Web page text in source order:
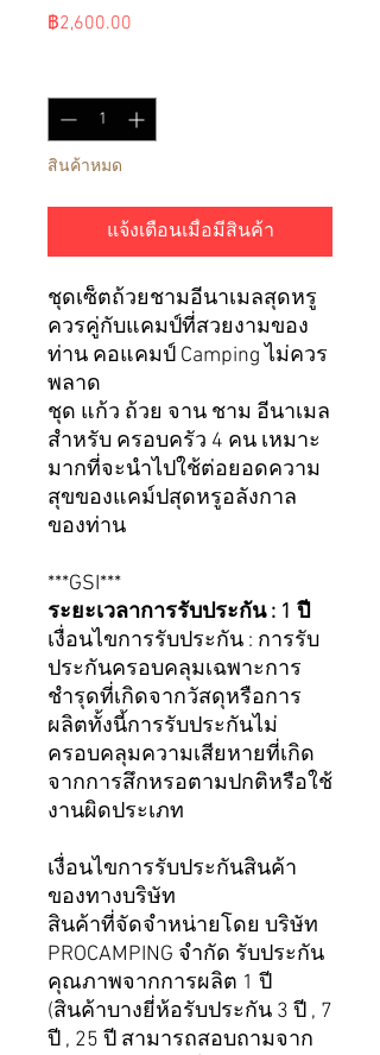
฿2,600.00
สินค้าหมด
แจ้งเตือนเมื่อมีสินค้า
ชุดเซ็ตถ้วยชามอีนาเมลสุดหรู
ควรคู่กับแคมป์ที่สวยงามของ
ท่าน คอแคมป์ Camping ไม่ควร
พลาด
ชุด แก้ว ถ้วย จาน ชาม อีนาเมล
สำหรับ ครอบครัว 4 คน เหมาะ
มากที่จะนำไปใช้ต่อยอดความ
สุขของแคม์ปสุดหรูอลังกาล
ของท่าน
***GSI***
ระยะเวลาการรับประกัน : 1 ปี
เงื่อนไขการรับประกัน : การรับ
ประกันครอบคลุมเฉพาะการ
ชำรุดที่เกิดจากวัสดุหรือการ
ผลิตทั้งนี้การรับประกันไม่
ครอบคลุมความเสียหายที่เกิด
จากการสึกหรอตามปกติหรือใช้
งานผิดประเภท
เงื่อนไขการรับประกันสินค้า
ของทางบริษัท
สินค้าที่จัดจำหน่ายโดย บริษัท
PROCAMPING จำกัด รับประกัน
คุณภาพจากการผลิต 1 ปี
(สินค้าบางยี่ห้อรับประกัน 3 ปี , 7
ปี , 25 ปี สามารถสอบถามจาก